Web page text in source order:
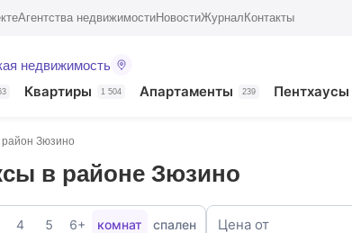
Агентства недвижимостиНовостиЖурнал Контакты
недвижимость
Квартиры 1 504 Апартаменты 239 Пентхаусы
район Зюзино
в районе Зюзино
4 5 6+ комнат спален Цена от